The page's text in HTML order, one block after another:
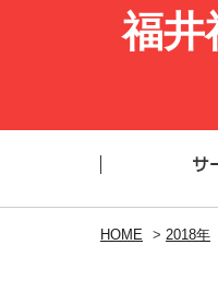
福井
HOME > 2018年